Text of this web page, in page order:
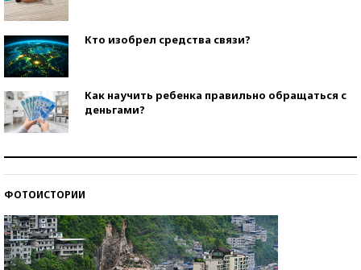
Кто изобрел средства связи?
Как научить ребенка правильно обращаться с
деньгами?
ФОТОИСТОРИИ